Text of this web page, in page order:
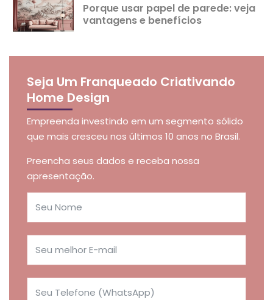
Seja Um Franqueado Criativando
Home Design
Empreenda investindo em um segmento sólido
que mais cresceu nos últimos 10 anos no Brasil.
Preencha seus dados e receba nossa
apresentação.
Porque usar papel de parede: veja
vantagens e benefícios